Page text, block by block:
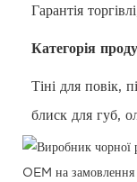
Гарантія
Категорія
Тіні для повік,
блиск для губ,